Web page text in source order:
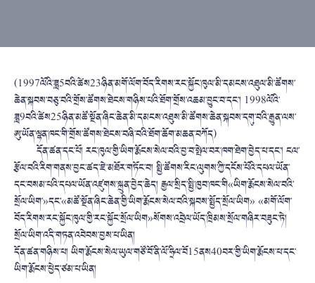
(1997ལོའི་ཟླ5བའི་ཚེས23ཉིན་མགོ་ལོག་བོད་རིགས་རང་སྐྱོང་ཁུལ་མི་དམངས་འཐུལ་མི་ཚོགས་
ཆེན་སྐབས་བཅུ་བའི་གྲོས་ཚོགས་ཐེངས་གཉིས་པའི་ཐོག་གྲོས་འཆམ་བྱུང་བ་དང་། 1998ལོའི་
ཟླ9བའི་ཚེས25ཉིན་མཚོ་སྔོན་ཞིང་ཆེན་མི་དམངས་འཐུས་མི་ཚོགས་ཆེན་སྐབས་དགུ་བའི་རྒྱུན་ལས་
ཨུ་ཡོན་ལྷན་ཁང་གི་གྲོས་ཚོགས་ཐེངས་བཞི་བའི་ཐོག་ཆོག་མཆན་བཀོད)
དོན་ཚན་དང་པོ། རང་ཁུལ་གྱི་ཡིག་རྨོངས་སེལ་བའི་བྱ་བ་སྤེལ་བར་ཁག་ཐེག་བྱེད་པ་དང་། ངལ་
རྩོལ་བའི་རིག་གནས་བྱང་ཚད་ཇེ་མཐོར་གཏོང་བ། སྤྱི་ཚོགས་རིང་ལུགས་ཀྱི་དངོས་པོའི་དཔལ་ཡོན་
དང་བསམ་པའི་དཔལ་ཡོན་འཛུགས་སྐྲུན་བྱེད་ཆེད། རྒྱལ་སྲིད་སྤྱི་ཁྱབ་ཁང་གི«ཡིག་རྨོངས་སེལ་བའི་
སྲོལ་ཡིག་»དང་«མཚོ་སྔོན་ཞིང་ཆེན་གྱི་ཡིག་རྨོངས་སེལ་བའི་སྐབས་སྤྱོད་སྲོལ་ཡིག» «མགོ་ལོག་
བོད་རིགས་རང་སྐྱོང་ཁུལ་གྱི་རང་སྐྱོང་སྲོལ་ཡིག»སོགས་འབྲེལ་ཡོད་ཁྲིམས་སྲོལ་གཞིར་བཟུང་ཏེ།
སྲོལ་ཡིག་འདི་གཏན་འབེབས་བྱས་པ་ཡིན།
དོན་ཚན་གཉིས་པ། ཡིག་རྨོངས་སེལ་ཡུལ་གཙོ་བོ་ནི་ལོ་ཧྲིལ་བོ15ནས40བར་གྱི་ཡིག་རྨོངས་པ་དང་
ཡིག་རྨོངས་ཕྱེད་ཙམ་པ་ཡིན།